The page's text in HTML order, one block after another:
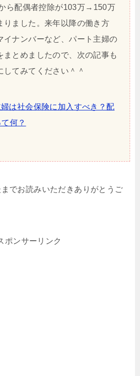
ら配偶者控除が103万→150万
りました。来年以降の働き方
イナンバーなど、パート主婦の
まとめましたので、次の記事も
してみてください＾＾
は社会保険に加入すべき？配
何？
でお読みいただきありがとうご
ポンサーリンク